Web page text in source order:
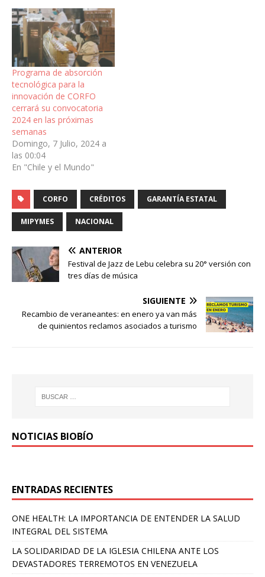
Programa de absorción
tecnológica para la
innovación de CORFO
cerrará su convocatoria
2024 en las próximas
semanas
Domingo, 7 Julio, 2024 a
las 00:04
En "Chile y el Mundo"
CORFO CRÉDITOS GARANTÍA ESTATAL
MIPYMES NACIONAL
ANTERIOR
Festival de Jazz de Lebu celebra su 20° versión con
tres días de música
SIGUIENTE
Recambio de veraneantes: en enero ya van más
de quinientos reclamos asociados a turismo
NOTICIAS BIOBÍO
ENTRADAS RECIENTES
ONE HEALTH: LA IMPORTANCIA DE ENTENDER LA SALUD
INTEGRAL DEL SISTEMA
LA SOLIDARIDAD DE LA IGLESIA CHILENA ANTE LOS
DEVASTADORES TERREMOTOS EN VENEZUELA